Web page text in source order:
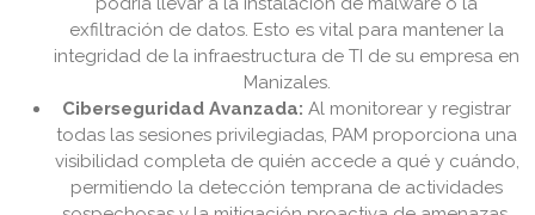
exfiltración de datos. Esto es vital para mantener la
integridad de la infraestructura de TI de su empresa en
Manizales.
Ciberseguridad Avanzada: Al monitorear y registrar
todas las sesiones privilegiadas, PAM proporciona una
visibilidad completa de quién accede a qué y cuándo,
permitiendo la detección temprana de actividades